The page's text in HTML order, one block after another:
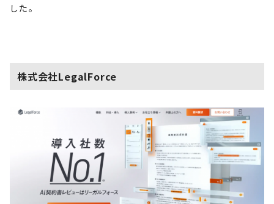
した。
株式会社LegalForce